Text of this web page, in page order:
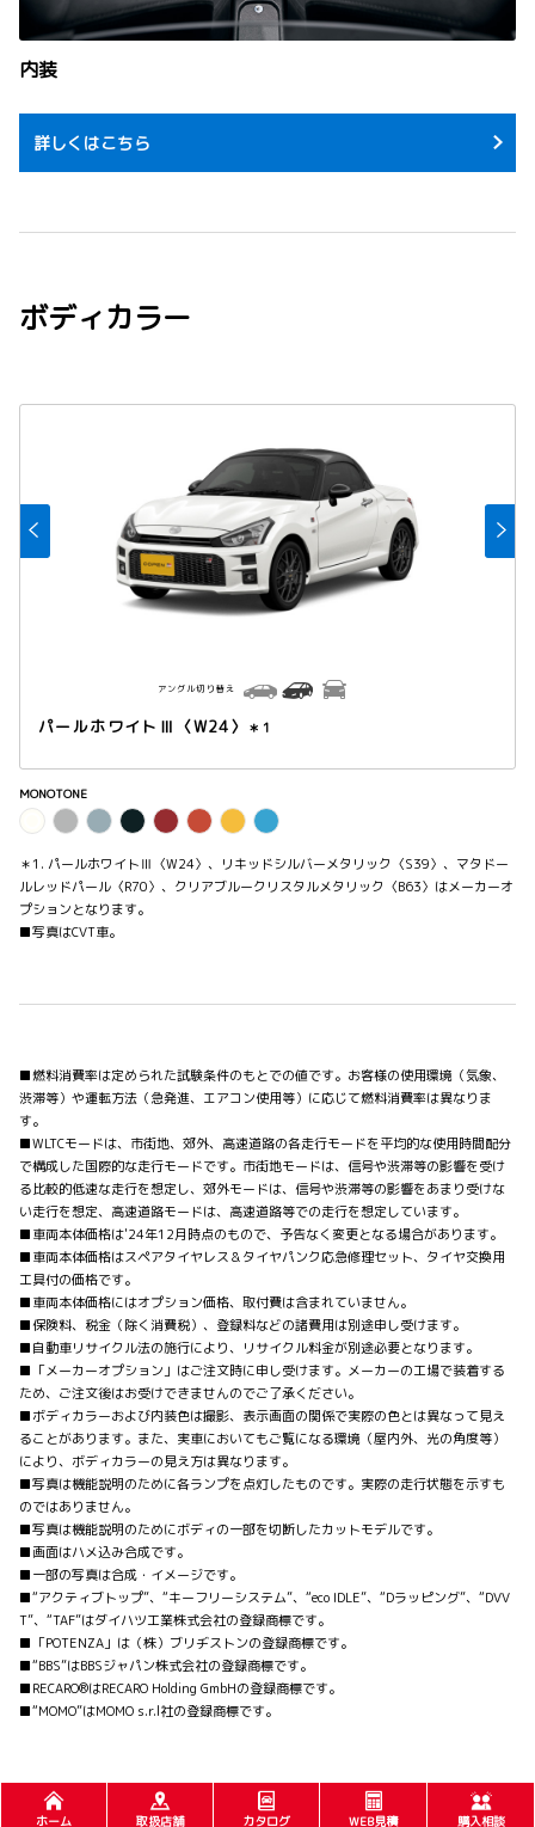
内装
詳しくはこちら
ボディカラー
パールホワイトⅢ〈W24〉 ＊1
アングル切り替え
MONOTONE
＊1. パールホワイトⅢ〈W24〉、リキッドシルバーメタリック〈S39〉、マタドー
ルレッドパール〈R70〉、クリアブルークリスタルメタリック〈B63〉はメーカーオ
プションとなります。
■写真はCVT車。
■燃料消費率は定められた試験条件のもとでの値です。お客様の使用環境（気象、
渋滞等）や運転方法（急発進、エアコン使用等）に応じて燃料消費率は異なりま
す。
■WLTCモードは、市街地、郊外、高速道路の各走行モードを平均的な使用時間配分
で構成した国際的な走行モードです。市街地モードは、信号や渋滞等の影響を受け
る比較的低速な走行を想定し、郊外モードは、信号や渋滞等の影響をあまり受けな
い走行を想定、高速道路モードは、高速道路等での走行を想定しています。
■車両本体価格は'24年12月時点のもので、予告なく変更となる場合があります。
■車両本体価格はスペアタイヤレス＆タイヤパンク応急修理セット、タイヤ交換用
工具付の価格です。
■車両本体価格にはオプション価格、取付費は含まれていません。
■保険料、税金（除く消費税）、登録料などの諸費用は別途申し受けます。
■自動車リサイクル法の施行により、リサイクル料金が別途必要となります。
■「メーカーオプション」はご注文時に申し受けます。メーカーの工場で装着する
ため、ご注文後はお受けできませんのでご了承ください。
■ボディカラーおよび内装色は撮影、表示画面の関係で実際の色とは異なって見え
ることがあります。また、実車においてもご覧になる環境（屋内外、光の角度等）
により、ボディカラーの見え方は異なります。
■写真は機能説明のために各ランプを点灯したものです。実際の走行状態を示すも
のではありません。
■写真は機能説明のためにボディの一部を切断したカットモデルです。
■画面はハメ込み合成です。
■一部の写真は合成・イメージです。
■“アクティブトップ”、“キーフリーシステム”、“eco IDLE”、“Dラッピング”、“DVV
T”、“TAF”はダイハツ工業株式会社の登録商標です。
■「POTENZA」は（株）ブリヂストンの登録商標です。
■“BBS”はBBSジャパン株式会社の登録商標です。
■RECARO®はRECARO Holding GmbHの登録商標です。
■“MOMO”はMOMO s.r.l社の登録商標です。
ホーム 取扱店舗 カタログ WEB見積 購入相談